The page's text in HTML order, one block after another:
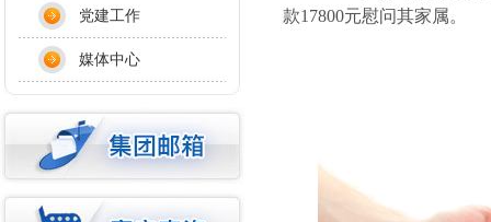
款17800元慰问其家属。
党建工作
媒体中心